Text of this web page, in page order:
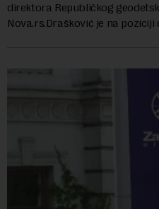
direktora Republičkog
Nova.rs.Drašković je na poziciji